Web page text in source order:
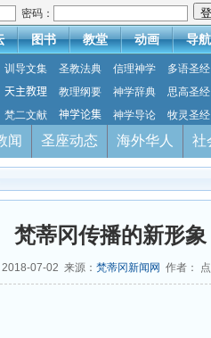
密码：
图书 教堂 动画 导航
训导文集 圣教法典 信理神学
多语圣经
天主教理
教理纲要 神学辞典
思高圣经
梵二文献
神学论集 神学导论 牧灵圣经
闻 圣座动态 海外华人 社
梵蒂冈传播的新形象
2018-07-02 来源： 梵蒂冈新闻网 作者：